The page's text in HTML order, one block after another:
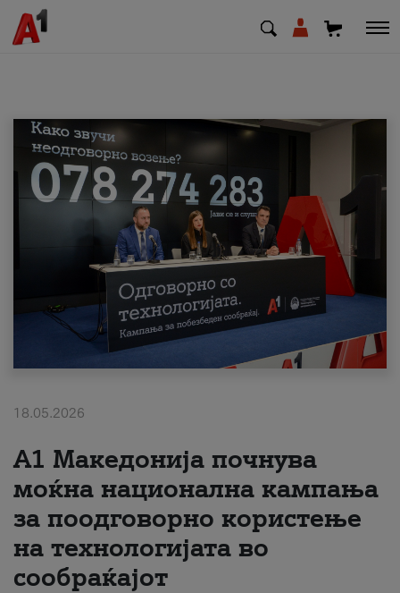
МК EN SQ
Деловни
Поддршка
Надополни кредит
#ПодобарОнлајн
18.05.2026
A1 Македонија почнува
моќна национална кампања
за поодговорно користење
на технологијата во
сообраќајот